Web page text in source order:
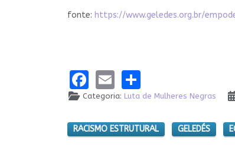
fonte: https://www.geledes.org.br/
Facebook
Email
Categoria: Luta de Mulheres Negras
RACISMO ESTRUTURAL GELEDÉS